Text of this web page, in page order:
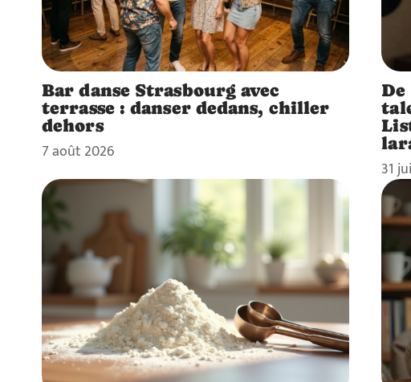
Bar danse Strasbourg avec
terrasse : danser dedans, chiller
dehors
7 août 2026
31